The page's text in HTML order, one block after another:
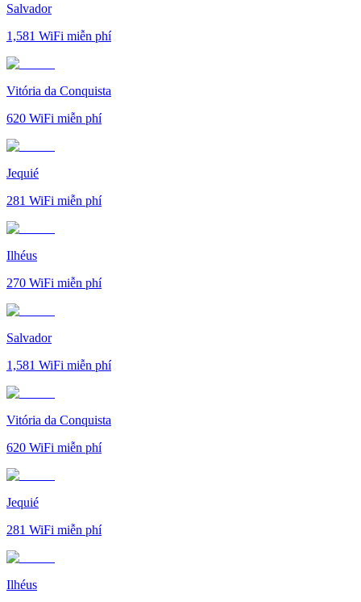
Salvador
1,581 WiFi miễn phí
Vitória da Conquista
620 WiFi miễn phí
Jequié
281 WiFi miễn phí
Ilhéus
270 WiFi miễn phí
Salvador
1,581 WiFi miễn phí
Vitória da Conquista
620 WiFi miễn phí
Jequié
281 WiFi miễn phí
Ilhéus